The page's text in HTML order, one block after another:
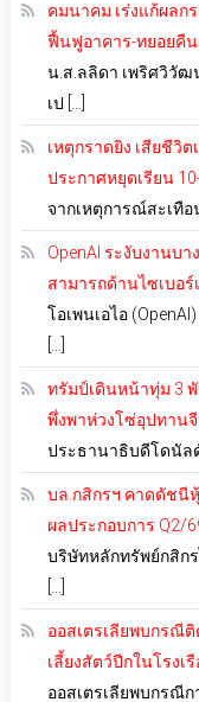
คมนาคม เร่งแก้ผลก
ฟื้นฟูอาคาร-ทยอยคืน
น.ส.ลลิดา เพริศวิวัฒ
เป […]
เหตุกราดยิง เสียชีวิ
ประกาศหยุดเรียน
จากเหตุการณ์สะเทือ
OpenAI ระงับงานบ
สามารถด้านไซเบอ
โอเพนเอไอ
ทรัมป์เดินหน้าทุ่ม 3
พึ่งพาห่วงโซ่อุปทาน
ประธานาธิบดีโดนัลด์
บล.กสิกรฯ คาดดัชนี
ผลประกอบการ Q2/
บริษัทหลักทรัพย์กสิก
ออสเตรเลียพบกรณีติ
เลี้ยงสัตว์ปีกในโรงเ
ออสเตรเลียพบกรณีก